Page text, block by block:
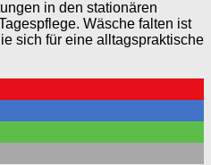
in den stationären
Wäsche falten ist
sich für eine alltagspraktische